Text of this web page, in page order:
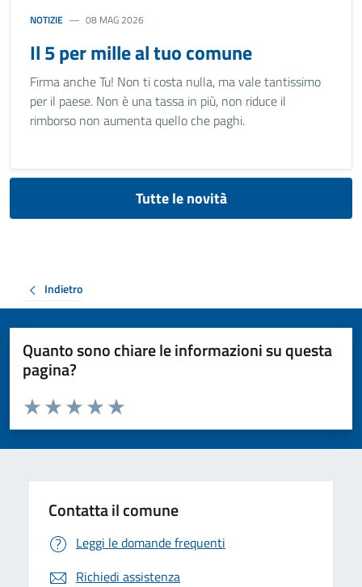
NOTIZIE 08 MAG 2026
Il 5 per mille al tuo comune
Firma anche Tu! Non ti costa nulla, ma vale tantissimo
per il paese. Non è una tassa in più, non riduce il
rimborso non aumenta quello che paghi.
Tutte le novità
Indietro
Quanto sono chiare le informazioni su questa
pagina?
Valuta da 1 a 5 stelle la pagina
Valuta 5 stelle su 5
Valuta 4 stelle su 5
Valuta 3 stelle su 5
Valuta 2 stelle su 5
Valuta 1 stelle su 5
Contatta il comune
Leggi le domande frequenti
Richiedi assistenza